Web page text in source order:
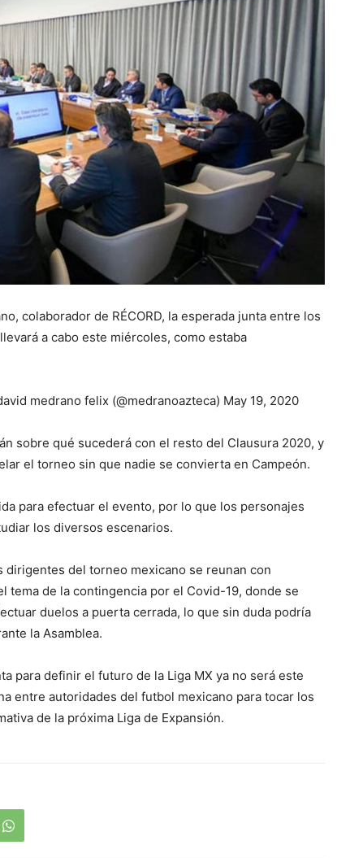
colaborador de RÉCORD, la esperada junta entre los
a cabo este miércoles, como estaba
medrano felix (@medranoazteca) May 19, 2020
sobre qué sucederá con el resto del Clausura 2020, y
el torneo sin que nadie se convierta en Campeón.
para efectuar el evento, por lo que los personajes
los diversos escenarios.
dirigentes del torneo mexicano se reunan con
tema de la contingencia por el Covid-19, donde se
duelos a puerta cerrada, lo que sin duda podría
la Asamblea.
para definir el futuro de la Liga MX ya no será este
entre autoridades del futbol mexicano para tocar los
de la próxima Liga de Expansión.